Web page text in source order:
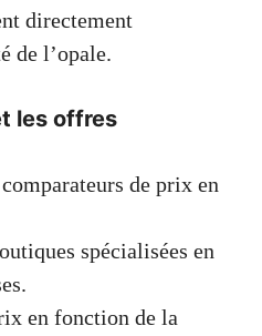
directement
de l’opale.
les offres
de prix en
spécialisées en
en fonction de la